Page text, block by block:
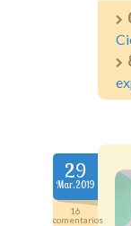
29
Mar.2019
16
comentarios